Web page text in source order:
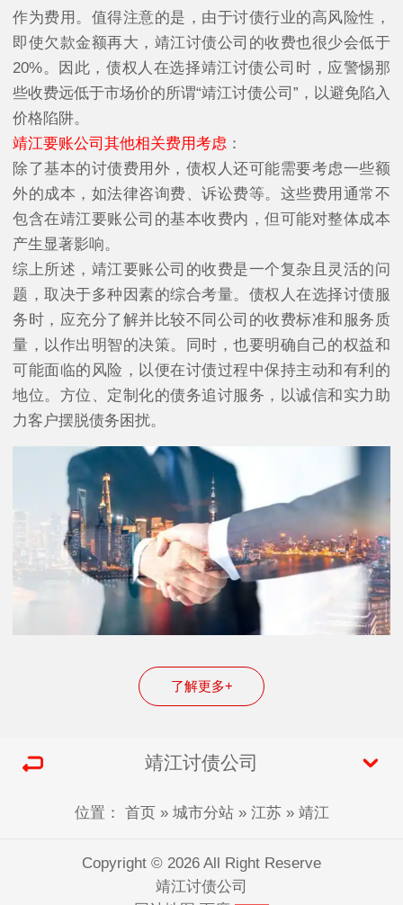
作为费用。值得注意的是，由于讨债行业的高风险性，
即使欠款金额再大，靖江讨债公司的收费也很少会低于
20%。因此，债权人在选择靖江讨债公司时，应警惕那
些收费远低于市场价的所谓“靖江讨债公司”，以避免陷入
价格陷阱。
靖江要账公司其他相关费用考虑 ：
除了基本的讨债费用外，债权人还可能需要考虑一些额
外的成本，如法律咨询费、诉讼费等。这些费用通常不
包含在靖江要账公司的基本收费内，但可能对整体成本
产生显著影响。
综上所述，靖江要账公司的收费是一个复杂且灵活的问
题，取决于多种因素的综合考量。债权人在选择讨债服
务时，应充分了解并比较不同公司的收费标准和服务质
量，以作出明智的决策。同时，也要明确自己的权益和
可能面临的风险，以便在讨债过程中保持主动和有利的
地位。方位、定制化的债务追讨服务，以诚信和实力助
力客户摆脱债务困扰。
了解更多+
靖江讨债公司
位置： 首页» 城市分站» 江苏» 靖江
Copyright © 2026 All Right Reserve
靖江讨债公司